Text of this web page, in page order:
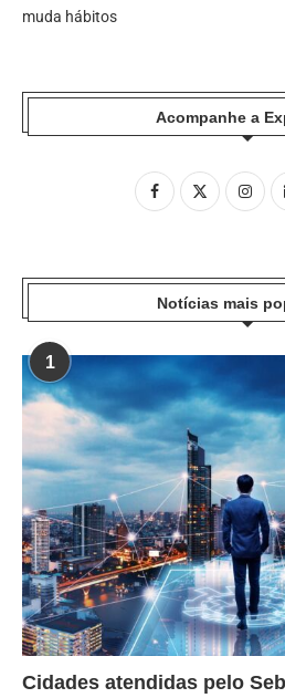
muda hábitos
Acompanhe a
Notícias mais
1
Cidades atendidas pelo